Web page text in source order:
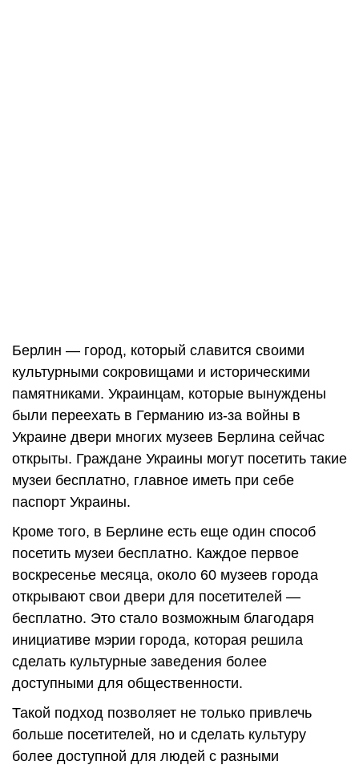
Берлин — город, который славится своими
культурными сокровищами и историческими
памятниками. Украинцам, которые вынуждены
были переехать в Германию из-за войны в
Украине двери многих музеев Берлина сейчас
открыты. Граждане Украины могут посетить такие
музеи бесплатно, главное иметь при себе
паспорт Украины.
Кроме того, в Берлине есть еще один способ
посетить музеи бесплатно. Каждое первое
воскресенье месяца, около 60 музеев города
открывают свои двери для посетителей —
бесплатно. Это стало возможным благодаря
инициативе мэрии города, которая решила
сделать культурные заведения более
доступными для общественности.
Такой подход позволяет не только привлечь
больше посетителей, но и сделать культуру
более доступной для людей с разными